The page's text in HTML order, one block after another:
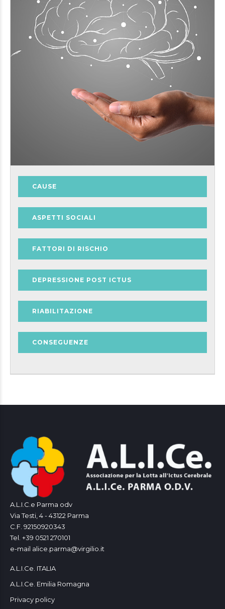
CAUSE
ASPETTI SOCIALI
FATTORI DI RISCHIO
DEPRESSIONE POST ICTUS
RIABILITAZIONE
CONSEGUENZE
A.L.I.C.e Parma odv
Via Testi, 4 - 43122 Parma
C.F. 92150920343
Tel. +39 0521 270101
e-mail alice.parma@virgilio.it
A.L.I.Ce. ITALIA
A.L.I.Ce. Emilia Romagna
Privacy policy